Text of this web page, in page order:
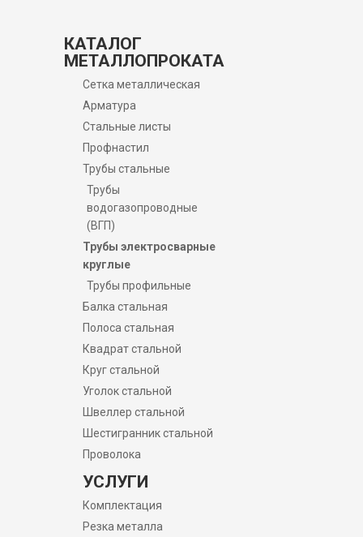
КАТАЛОГ
МЕТАЛЛОПРОКАТА
Сетка металлическая
Арматура
Стальные листы
Профнастил
Трубы стальные
Трубы
водогазопроводные
(ВГП)
Трубы электросварные
круглые
Трубы профильные
Балка стальная
Полоса стальная
Квадрат стальной
Круг стальной
Уголок стальной
Швеллер стальной
Шестигранник стальной
Проволока
УСЛУГИ
Комплектация
Резка металла